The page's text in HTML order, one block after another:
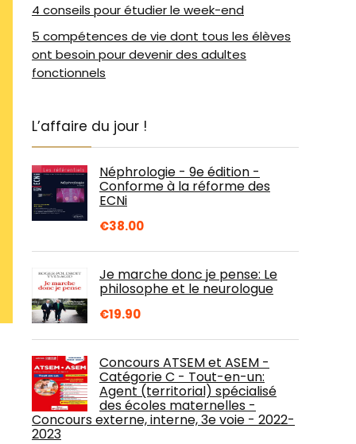
4 conseils pour étudier le week-end
5 compétences de vie dont tous les élèves
ont besoin pour devenir des adultes
fonctionnels
L’affaire du jour !
Néphrologie - 9e édition -
Conforme à la réforme des
ECNi
€38.00
Je marche donc je pense: Le
philosophe et le neurologue
€19.90
Concours ATSEM et ASEM -
Catégorie C - Tout-en-un:
Agent (territorial) spécialisé
des écoles maternelles -
Concours externe, interne, 3e voie - 2022-
2023